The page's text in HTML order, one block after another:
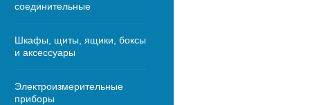
соединительные
Шкафы, щиты, ящики, боксы
и аксессуары
Электроизмерительные
приборы